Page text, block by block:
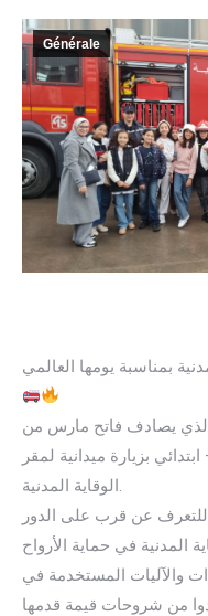
Générale
بمناسبة يومها العالمي
الذي يصادف فاتح مارس من
بزيارة ميدانية لمقر
الوقاية المدنية.
للتعرف عن قرب على الدور
المدنية في حماية الأرواح
والآليات المستخدمة في
من شروحات قيمة قدمها